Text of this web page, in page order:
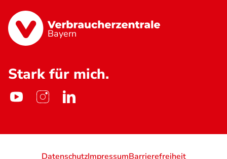
Bayern
Stark für mich.
DatenschutzImpressumBarrierefreiheit